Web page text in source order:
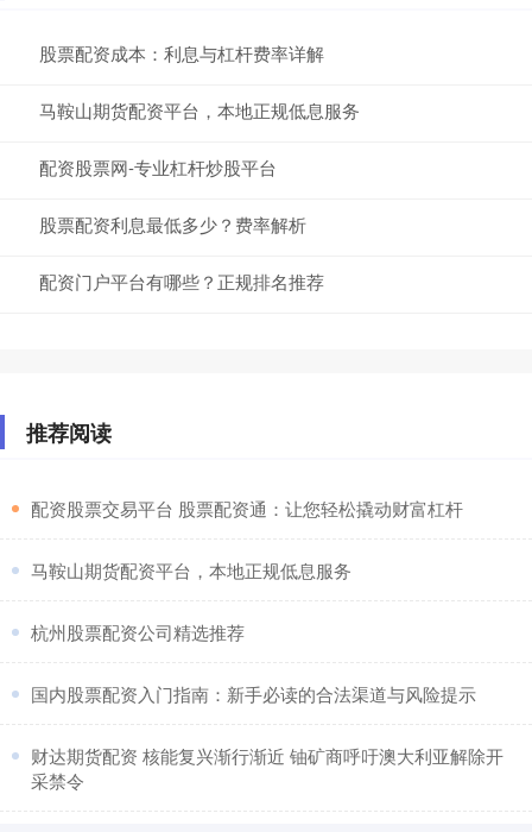
股票配资成本：利息与杠杆费率详解
马鞍山期货配资平台，本地正规低息服务
配资股票网-专业杠杆炒股平台
股票配资利息最低多少？费率解析
配资门户平台有哪些？正规排名推荐
推荐阅读
​配资股票交易平台 股票配资通：让您轻松撬动财富杠杆
​马鞍山期货配资平台，本地正规低息服务
​杭州股票配资公司精选推荐
​国内股票配资入门指南：新手必读的合法渠道与风险提示
​财达期货配资 核能复兴渐行渐近 铀矿商呼吁澳大利亚解除开
采禁令